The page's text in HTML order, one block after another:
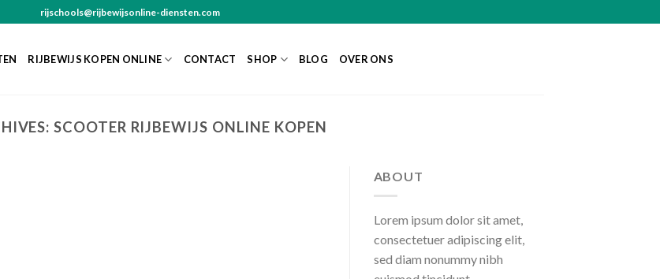
rijschools@rijbewijsonline-diensten.com
RIJBEWIJS KOPEN ONLINE CONTACT SHOP BLOG OVER ONS
SCOOTER RIJBEWIJS ONLINE KOPEN
ABOUT
Lorem ipsum dolor sit amet,
consectetuer adipiscing elit,
sed diam nonummy nibh